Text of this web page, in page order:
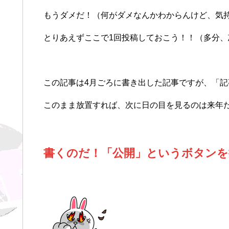
もうダメだ！（何がダメなんかわからんけど、気
とりあえずここで1回投稿しておこう！！（多分
この記事は4月ごろに書き出した記事ですが、「
このまま放置すれば、次に日の目を見るのは来年
書くのだ！「公開」というボタン